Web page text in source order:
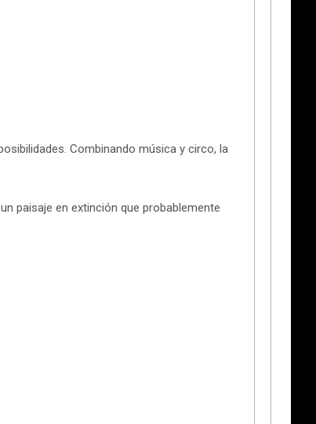
Combinando música y circo, la
paisaje en extinción que probablemente